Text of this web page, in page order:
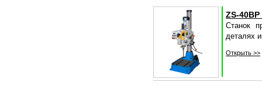
ZS-
Станок
деталях
Открыть >>